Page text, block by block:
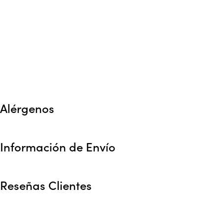
Alérgenos
Información de Envío
Reseñas Clientes